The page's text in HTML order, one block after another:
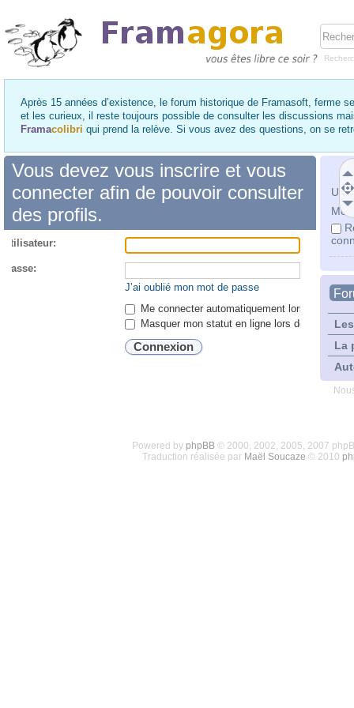
Après 15 années d’existence, le forum historique de Framasoft, ferme
et les curieux, il reste toujours possible de consulter les discussions
Framacolibri qui prend la relève. Si vous avez des questions, on se
Mot
La
Vous devez vous inscrire et vous
connecter afin de pouvoir consulter
des profils.
passe:
J’ai oublié mon mot de passe
Me connecter automatiquement lors de
Masquer mon statut en ligne lors de cette
Powered by phpBB© 2000, 2002, 2005, 2007
Traduction réalisée par Maël Soucaze © 2010